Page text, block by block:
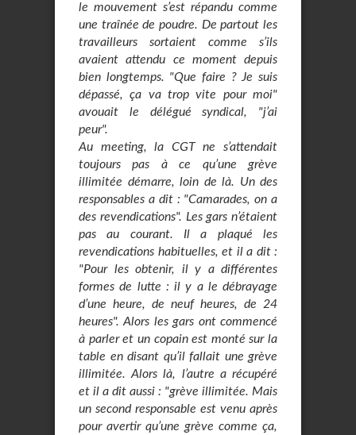
le mouvement s’est répandu comme
une traînée de poudre. De partout les
travailleurs sortaient comme s’ils
avaient attendu ce moment depuis
bien longtemps. "Que faire ? Je suis
dépassé, ça va trop vite pour moi"
avouait le délégué syndical, "j’ai
peur".
Au meeting, la CGT ne s’attendait
toujours pas à ce qu’une grève
illimitée démarre, loin de là. Un des
responsables a dit : "Camarades, on a
des revendications". Les gars n’étaient
pas au courant. Il a plaqué les
revendications habituelles, et il a dit :
"Pour les obtenir, il y a différentes
formes de lutte : il y a le débrayage
d’une heure, de neuf heures, de 24
heures". Alors les gars ont commencé
à parler et un copain est monté sur la
table en disant qu’il fallait une grève
illimitée. Alors là, l’autre a récupéré
et il a dit aussi : "grève illimitée. Mais
un second responsable est venu après
pour avertir qu’une grève comme ça,